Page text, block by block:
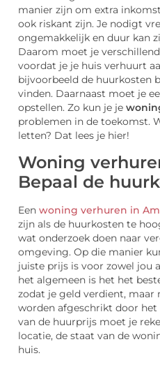
manier zijn om extra
ook riskant zijn. Je nodigt
ongemakkelijk en duur kan
Daarom moet je
voordat je je huis verhuurt
bijvoorbeeld de huurkosten
vinden. Daarnaast moet je
opstellen. Zo kun je je
problemen in de toekomst.
letten? Dat lees je hier!
Woning
Bepaal de
Een woning verhuren in
zijn als de huurkosten te
wat onderzoek doen naar
omgeving. Op die manier
juiste prijs is voor zowel jou
het algemeen is het het
zodat je geld verdient, maar
worden afgeschrikt door
van de huurprijs moet je
locatie, de staat van de
huis.